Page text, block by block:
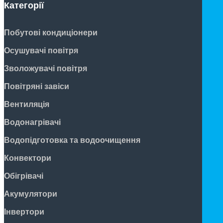
Категорії
Побутові кондиціонери
Осушувачі повітря
Зволожувачі повітря
Повітряні завіси
Вентиляція
Водонагрівачі
Водопідготовка та водоочищення
Конвектори
Обігрівачі
Акумулятори
Інвертори